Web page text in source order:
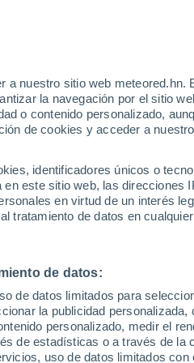
nuestro sitio web meteored.hn.
la navegación por el sitio
o contenido personalizado,
de cookies y acceder a
identificadores únicos o
este sitio web, las direcciones
en virtud de un interés
tratamiento de datos en
de datos:
de datos limitados para
la publicidad personalizada,
personalizado, medir el
de estadísticas o a través de la
uso de datos limitados con
en
en la